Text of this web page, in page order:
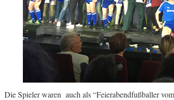
Die Spieler waren auch als “Feierabendfußballer